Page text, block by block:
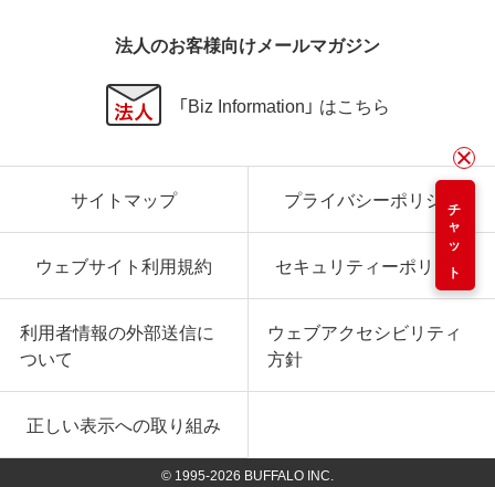
チャット
法人のお客様向けメールマガジン
「Biz Information」 はこちら
サイトマップ プライバシーポリシー
ウェブサイト利用規約 セキュリティーポリシー
利用者情報の外部送信に
ついて
ウェブアクセシビリティ
方針
正しい表示への取り組み
© 1995-2026 BUFFALO INC.